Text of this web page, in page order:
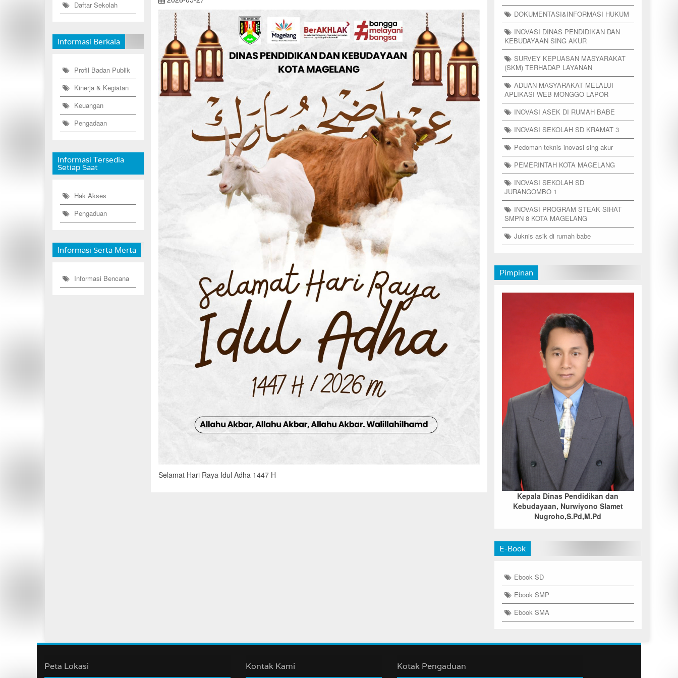
Daftar Sekolah
Informasi Berkala
Profil Badan Publik
Kinerja & Kegiatan
Keuangan
Pengadaan
Informasi Tersedia
Setiap Saat
Hak Akses
Pengaduan
Informasi Serta Merta
Informasi Bencana
Selamat Hari Raya Idul Adha 1447 H
DOKUMENTASI&INFORMASI HUKUM
INOVASI DINAS PENDIDIKAN DAN
KEBUDAYAAN SING AKUR
SURVEY KEPUASAN MASYARAKAT
(SKM) TERHADAP LAYANAN
ADUAN MASYARAKAT MELALUI
APLIKASI WEB MONGGO LAPOR
INOVASI ASEK DI RUMAH BABE
INOVASI SEKOLAH SD KRAMAT 3
Pedoman teknis inovasi sing akur
PEMERINTAH KOTA MAGELANG
INOVASI SEKOLAH SD
JURANGOMBO 1
INOVASI PROGRAM STEAK SIHAT
SMPN 8 KOTA MAGELANG
Juknis asik di rumah babe
Pimpinan
Kepala Dinas Pendidikan dan
Kebudayaan, Nurwiyono Slamet
Nugroho,S.Pd,M.Pd
E-Book
Ebook SD
Ebook SMP
Ebook SMA
Peta Lokasi Kontak Kami Kotak Pengaduan